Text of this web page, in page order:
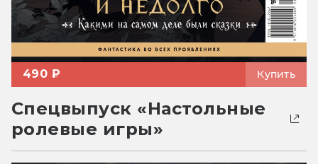
490 ₽ Купить
Спецвыпуск «Настольные
ролевые игры»